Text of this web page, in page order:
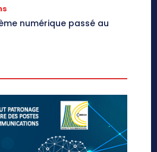
numérique passé au